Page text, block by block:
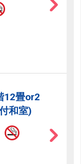
12畳or2
和室)